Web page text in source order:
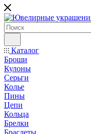
Каталог
Броши
Кулоны
Серьги
Колье
Пины
Цепи
Кольца
Брелки
Браслеты